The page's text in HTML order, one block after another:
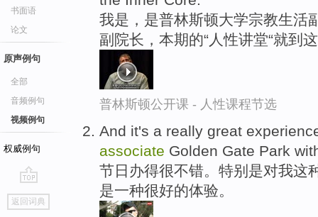
书面语
论文
原声例句
全部
音频例句
视频例句
权威例句
go
top
返回词典
我是，是普林斯顿大学宗教生活
副院长，本期的“人性讲堂“就到
普林斯顿公开课 - 人性课程节选
And it's a really great
associate Golden Gate Park
节日办得很不错。特别是对我这
是一种很好的体验。